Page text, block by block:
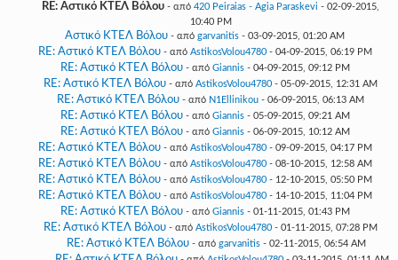
RE: Αστικό ΚΤΕΛ Βόλου - από 420 Peiraias - Agia Paraskevi - 02-09-2015,
10:40 PM
Αστικό ΚΤΕΛ Βόλου - από garvanitis - 03-09-2015, 01:20 AM
RE: Αστικό ΚΤΕΛ Βόλου - από AstikosVolou4780- 04-09-2015, 06:19 PM
RE: Αστικό ΚΤΕΛ Βόλου - από Giannis- 04-09-2015, 09:12 PM
RE: Αστικό ΚΤΕΛ Βόλου - από AstikosVolou4780 - 05-09-2015, 12:31 AM
RE: Αστικό ΚΤΕΛ Βόλου - από N1Ellinikou - 06-09-2015, 06:13 AM
RE: Αστικό ΚΤΕΛ Βόλου - από Giannis- 05-09-2015, 09:21 AM
RE: Αστικό ΚΤΕΛ Βόλου - από Giannis- 06-09-2015, 10:12 AM
RE: Αστικό ΚΤΕΛ Βόλου - από AstikosVolou4780- 09-09-2015, 04:17 PM
RE: Αστικό ΚΤΕΛ Βόλου - από AstikosVolou4780- 08-10-2015, 12:58 AM
RE: Αστικό ΚΤΕΛ Βόλου - από AstikosVolou4780- 12-10-2015, 05:50 PM
RE: Αστικό ΚΤΕΛ Βόλου - από AstikosVolou4780- 14-10-2015, 11:04 PM
RE: Αστικό ΚΤΕΛ Βόλου - από Giannis- 01-11-2015, 01:43 PM
RE: Αστικό ΚΤΕΛ Βόλου - από AstikosVolou4780 - 01-11-2015, 07:28 PM
RE: Αστικό ΚΤΕΛ Βόλου - από garvanitis - 02-11-2015, 06:54 AM